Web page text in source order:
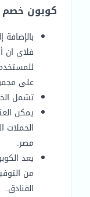
كوبون خصم
فلاي ان
على
تشمل
يمكن
الحملات
مصر.
يعد
من
الفنادق.